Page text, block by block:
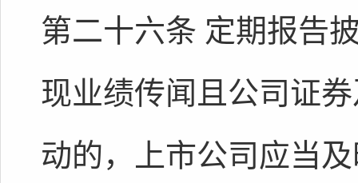
第二十六条 定期报告
现业绩传闻且公司证
动的，上市公司应当